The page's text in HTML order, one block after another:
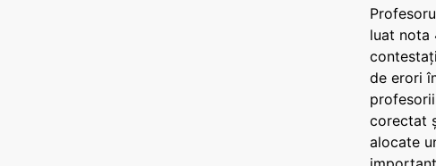
luat nota
de erori
corectat
alocate